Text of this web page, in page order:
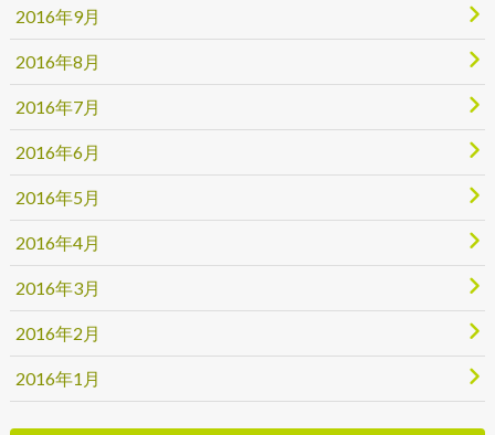
2016年9月
2016年8月
2016年7月
2016年6月
2016年5月
2016年4月
2016年3月
2016年2月
2016年1月